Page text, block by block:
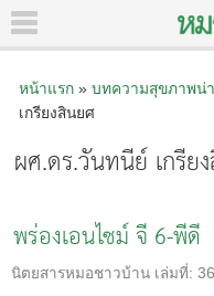
หน้าแรก» บทความสุขภาพน่
เกรียงสินยศ
ผศ.ดร.วันทนีย์ เกรีย
พร่องเอนไซม์ จี 6-พีดี
นิตยสารหมอชาวบ้าน เล่มที่: